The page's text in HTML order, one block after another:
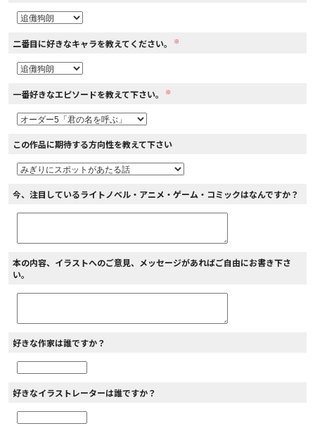
二番目に好きなキャラを教えてください。 ※
一番好きなエピソードを教えて下さい。 ※
この作品に期待する方向性を教えて下さい
今、注目しているライトノベル・アニメ・ゲーム・コミックはなんですか？
本の内容、イラストへのご意見、メッセージがあればご自由にお書き下さ
い。
好きな作家は誰ですか？
好きなイラストレーターは誰ですか？